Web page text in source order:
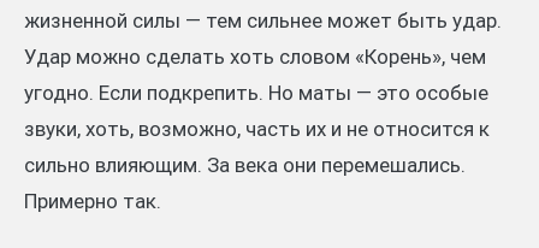
жизненной силы — тем сильнее может быть удар.
Удар можно сделать хоть словом «Корень», чем
угодно. Если подкрепить. Но маты — это особые
звуки, хоть, возможно, часть их и не относится к
сильно влияющим. За века они перемешались.
Примерно так.